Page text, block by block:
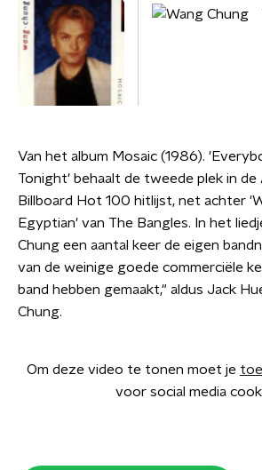
Van het album Mosaic (1986).
Tonight' behaalt de tweede plek in de
Billboard Hot 100 hitlijst, net achter
Egyptian' van The Bangles. In het
Chung een aantal keer de eigen
van de weinige goede commerciële
band hebben gemaakt," aldus Jack
Chung.
Om deze video te tonen moet je
voor social media